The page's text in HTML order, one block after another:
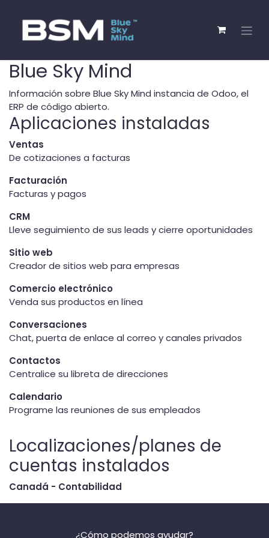
Blue Sky Mind
Información sobre Blue Sky Mind instancia de Odoo, el
ERP de código abierto.
Aplicaciones instaladas
Ventas
De cotizaciones a facturas
Facturación
Facturas y pagos
CRM
Lleve seguimiento de sus leads y cierre oportunidades
Sitio web
Creador de sitios web para empresas
Comercio electrónico
Venda sus productos en línea
Conversaciones
Chat, puerta de enlace al correo y canales privados
Contactos
Centralice su libreta de direcciones
Calendario
Programe las reuniones de sus empleados
Localizaciones/planes de
cuentas instalados
Canadá - Contabilidad
¿Cómo podemos ayudar?